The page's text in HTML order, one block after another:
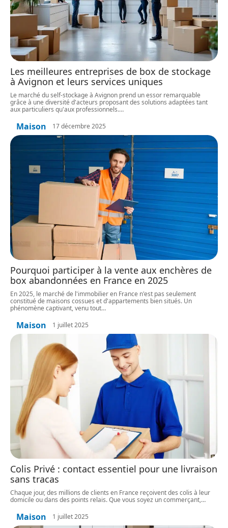
Les meilleures entreprises de box de stockage
à Avignon et leurs services uniques
Le marché du self-stockage à Avignon prend un essor remarquable
grâce à une diversité d'acteurs proposant des solutions adaptées tant
aux particuliers qu'aux professionnels.…
Maison 17 décembre 2025
Pourquoi participer à la vente aux enchères de
box abandonnées en France en 2025
En 2025, le marché de l'immobilier en France n'est pas seulement
constitué de maisons cossues et d'appartements bien situés. Un
phénomène captivant, venu tout…
Maison 1 juillet 2025
Colis Privé : contact essentiel pour une livraison
sans tracas
Chaque jour, des millions de clients en France reçoivent des colis à leur
domicile ou dans des points relais. Que vous soyez un commerçant,…
Maison 1 juillet 2025